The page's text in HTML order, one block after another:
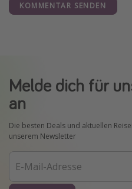
KOMMENTAR SENDEN
Melde dich für
an
Die besten Deals und aktuellen
unserem Newsletter